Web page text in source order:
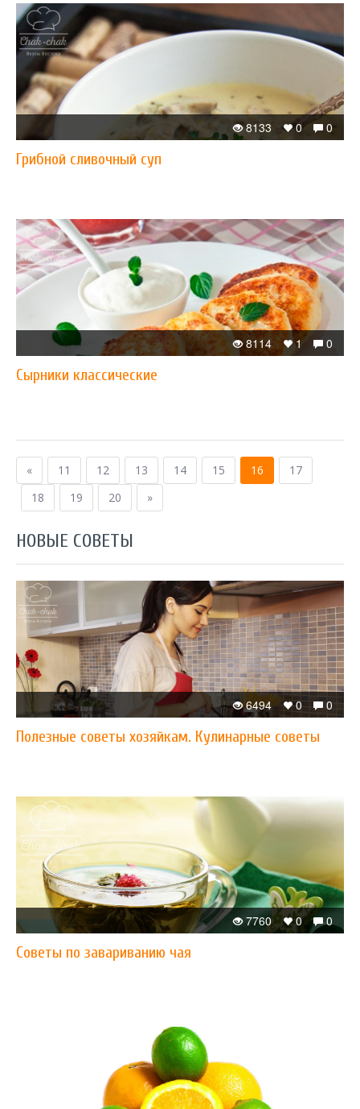
0
0
8133
Грибной сливочный суп
0
1
8114
Сырники классические
« 11 12 13 14 15 16
17
18
19 20 »
НОВЫЕ СОВЕТЫ
0
0
6494
Полезные советы хозяйкам. Кулинарные советы
0
0
7760
Советы по завариванию чая